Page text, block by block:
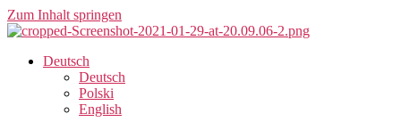
Zum Inhalt springen
Deutsch
Deutsch
Polski
English